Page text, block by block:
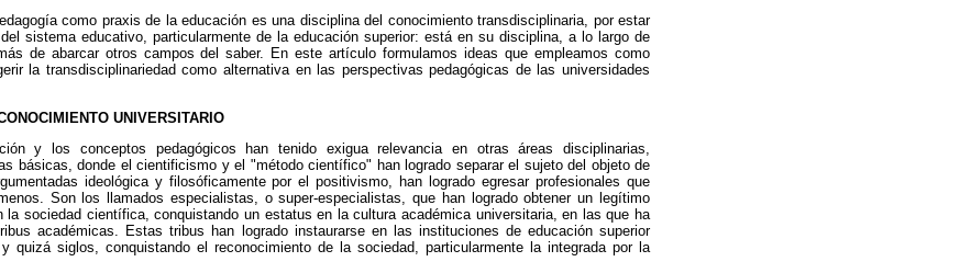
como praxis de la educación es una disciplina del conocimiento transdisciplinaria, por estar
sistema educativo, particularmente de la educación superior: está en su disciplina, a lo largo de
de abarcar otros campos del saber. En este artículo formulamos ideas que empleamos como
la transdisciplinariedad como alternativa en las perspectivas pedagógicas de las universidades
UNIVERSITARIO
y los conceptos pedagógicos han tenido exigua relevancia en otras áreas disciplinarias,
básicas, donde el cientificismo y el "método científico" han logrado separar el sujeto del objeto de
ideológica y filosóficamente por el positivismo, han logrado egresar profesionales que
Son los llamados especialistas, o super-especialistas, que han logrado obtener un legítimo
la sociedad científica, conquistando un estatus en la cultura académica universitaria, en las que ha
académicas. Estas tribus han logrado instaurarse en las instituciones de educación superior
quizá siglos, conquistando el reconocimiento de la sociedad, particularmente la integrada por la